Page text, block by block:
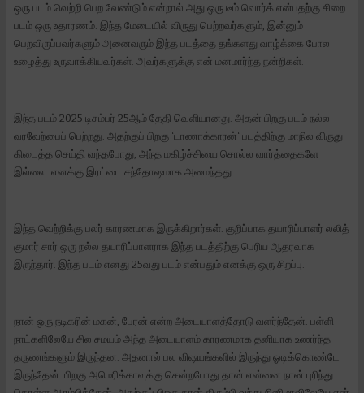
ஒரு படம் வெற்றி பெற வேண்டும் என்றால் அது ஒரு டீம் வொர்க் என்பதற்கு சிறை
படம் ஒரு உதாரணம். இந்த மேடையில் விருது பெற்றவர்களும், இன்னும்
பெறவிருப்பவர்களும் அனைவரும் இந்த படத்தை தங்களது வாழ்க்கை போல
உழைத்து உருவாக்கியவர்கள். அவர்களுக்கு என் மனமார்ந்த நன்றிகள்.
இந்த படம் 2025 டிசம்பர் 25ஆம் தேதி வெளியானது. அதன் பிறகு படம் நல்ல
வரவேற்பைப் பெற்றது. அதற்குப் பிறகு ‘டாணாக்காரன்‘ படத்திற்கு மாநில விருது
கிடைத்த செய்தி வந்தபோது, அந்த மகிழ்ச்சியை சொல்ல வார்த்தைகளே
இல்லை. எனக்கு இரட்டை சந்தோஷமாக அமைந்தது.
இந்த வெற்றிக்கு பலர் காரணமாக இருக்கிறார்கள். குறிப்பாக தயாரிப்பாளர் லலித்
குமார் சார் ஒரு நல்ல தயாரிப்பாளராக இந்த படத்திற்கு பெரிய ஆதரவாக
இருந்தார். இந்த படம் எனது 25வது படம் என்பதும் எனக்கு ஒரு சிறப்பு.
நான் ஒரு நடிகரின் மகன், பேரன் என்ற அடையாளத்தோடு வளர்ந்தேன். பள்ளி
நாட்களிலேயே சில சமயம் அந்த அடையாளம் காரணமாக தனியாக உணர்ந்த
தருணங்களும் இருந்தன. அதனால் பல விஷயங்களில் இருந்து ஓடிக்கொண்டே
இருந்தேன். பிறகு அமெரிக்காவுக்கு சென்றபோது தான் என்னை நான் புரிந்து